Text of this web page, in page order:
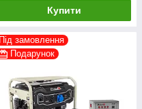
Купити
Під замовлення
Подарунок